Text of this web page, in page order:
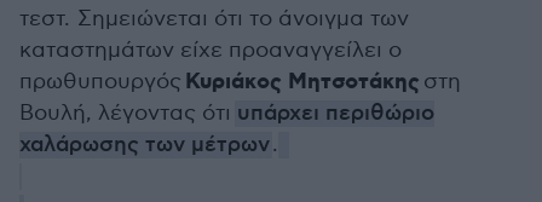
τεστ. Σημειώνεται ότι το άνοιγμα των
καταστημάτων είχε προαναγγείλει ο
πρωθυπουργός Κυριάκος Μητσοτάκης στη
Βουλή, λέγοντας ότι υπάρχει περιθώριο
χαλάρωσης των μέτρων.